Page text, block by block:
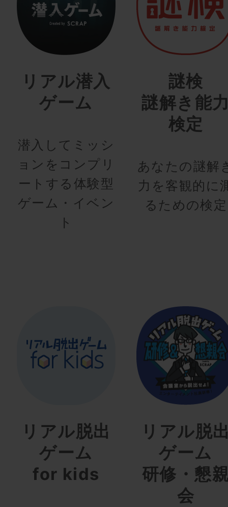
リアル潜入
ゲーム
潜入してミッシ
ョンをコンプリ
ートする体験型
ゲーム・イベン
ト
謎検
謎解き能
検定
あなたの謎解
力を客観的に
るための検定
リアル脱出
ゲーム
for kids
リアル脱
ゲーム
研修・懇
会